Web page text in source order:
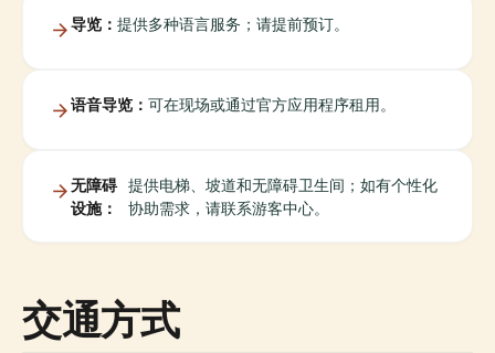
导览： 提供多种语言服务；请提前预订。
语音导览： 可在现场或通过官方应用程序租用。
无障碍
设施：
提供电梯、坡道和无障碍卫生间；如有个性化
协助需求，请联系游客中心。
交通方式